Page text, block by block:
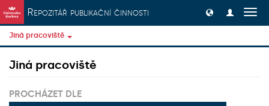
Přeskočit na obsah
Repozitář publikační činnosti
Jiná pracoviště
Jiná pracoviště
PROCHÁZET DLE